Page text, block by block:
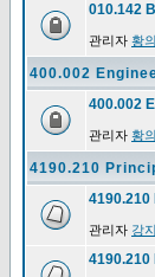
010.142
관리자 황
400.002
400.002
관리자 황
4190.210
4190.210
관리자 강
4190.210